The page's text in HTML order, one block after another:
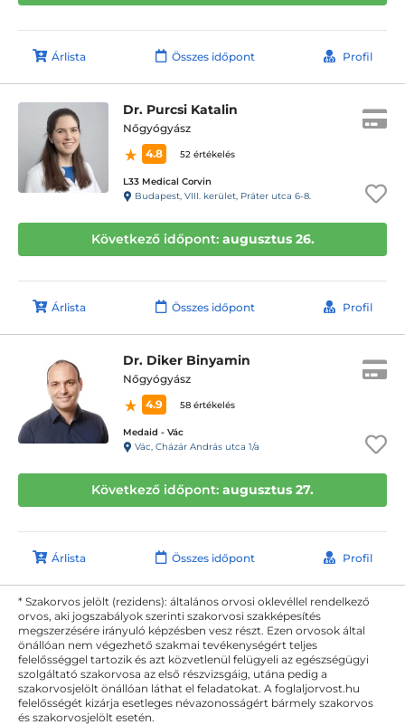
Árlista Összes időpont Profil
Dr. Purcsi Katalin
Nőgyógyász
4.8
52 értékelés
L33 Medical Corvin
Budapest, VIII. kerület, Práter utca 6-8.
Következő időpont: augusztus 26.
Árlista Összes időpont Profil
Dr. Diker Binyamin
Nőgyógyász
4.9
58 értékelés
Medaid - Vác
Vác, Cházár András utca 1/a
Következő időpont: augusztus 27.
Árlista Összes időpont Profil
* Szakorvos jelölt (rezidens): általános orvosi oklevéllel rendelkező
orvos, aki jogszabályok szerinti szakorvosi szakképesítés
megszerzésére irányuló képzésben vesz részt. Ezen orvosok által
önállóan nem végezhető szakmai tevékenységért teljes
felelősséggel tartozik és azt közvetlenül felügyeli az egészségügyi
szolgáltató szakorvosa az első részvizsgáig, utána pedig a
szakorvosjelölt önállóan láthat el feladatokat. A foglaljorvost.hu
felelősségét kizárja esetleges névazonosságért bármely szakorvos
és szakorvosjelölt esetén.